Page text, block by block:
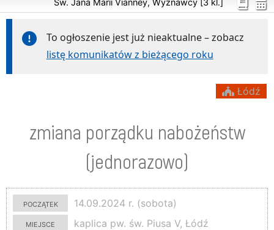
Św. Jana Marii Vianney, Wyznawcy [3 kl.]
To ogłoszenie jest już nieaktualne – zobacz
listę komunikatów z bieżącego roku
Łódź
zmiana porządku nabożeństw
(jednorazowo)
początek
14.09.2024 r. (sobota)
miejsce
kaplica pw. św. Piusa V, Łódź